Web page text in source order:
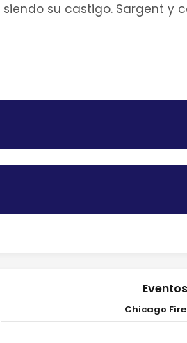
su castigo. Sargent y
Chicago Fire